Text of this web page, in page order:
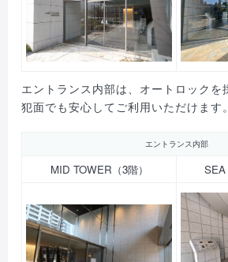
エントランス内部は、オートロックを
犯面でも安心してご利用いただけます。
エントランス内部
MID TOWER（3階） SEA